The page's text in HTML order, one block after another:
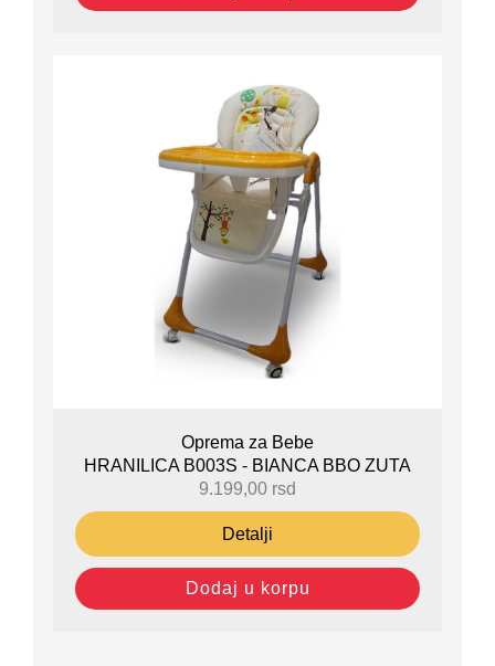
Oprema za Bebe
HRANILICA B003S - BIANCA BBO ZUTA
9.199,00 rsd
Detalji
Dodaj u korpu